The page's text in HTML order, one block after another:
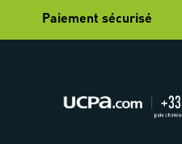
Paiement sécurisé